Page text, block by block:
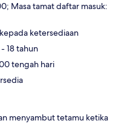
Masa tamat daftar masuk:
ketersediaan
18 tahun
tengah hari
menyambut tetamu ketika